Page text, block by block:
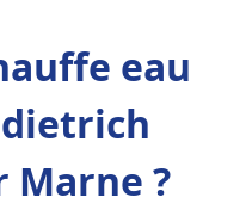
eau
Marne ?